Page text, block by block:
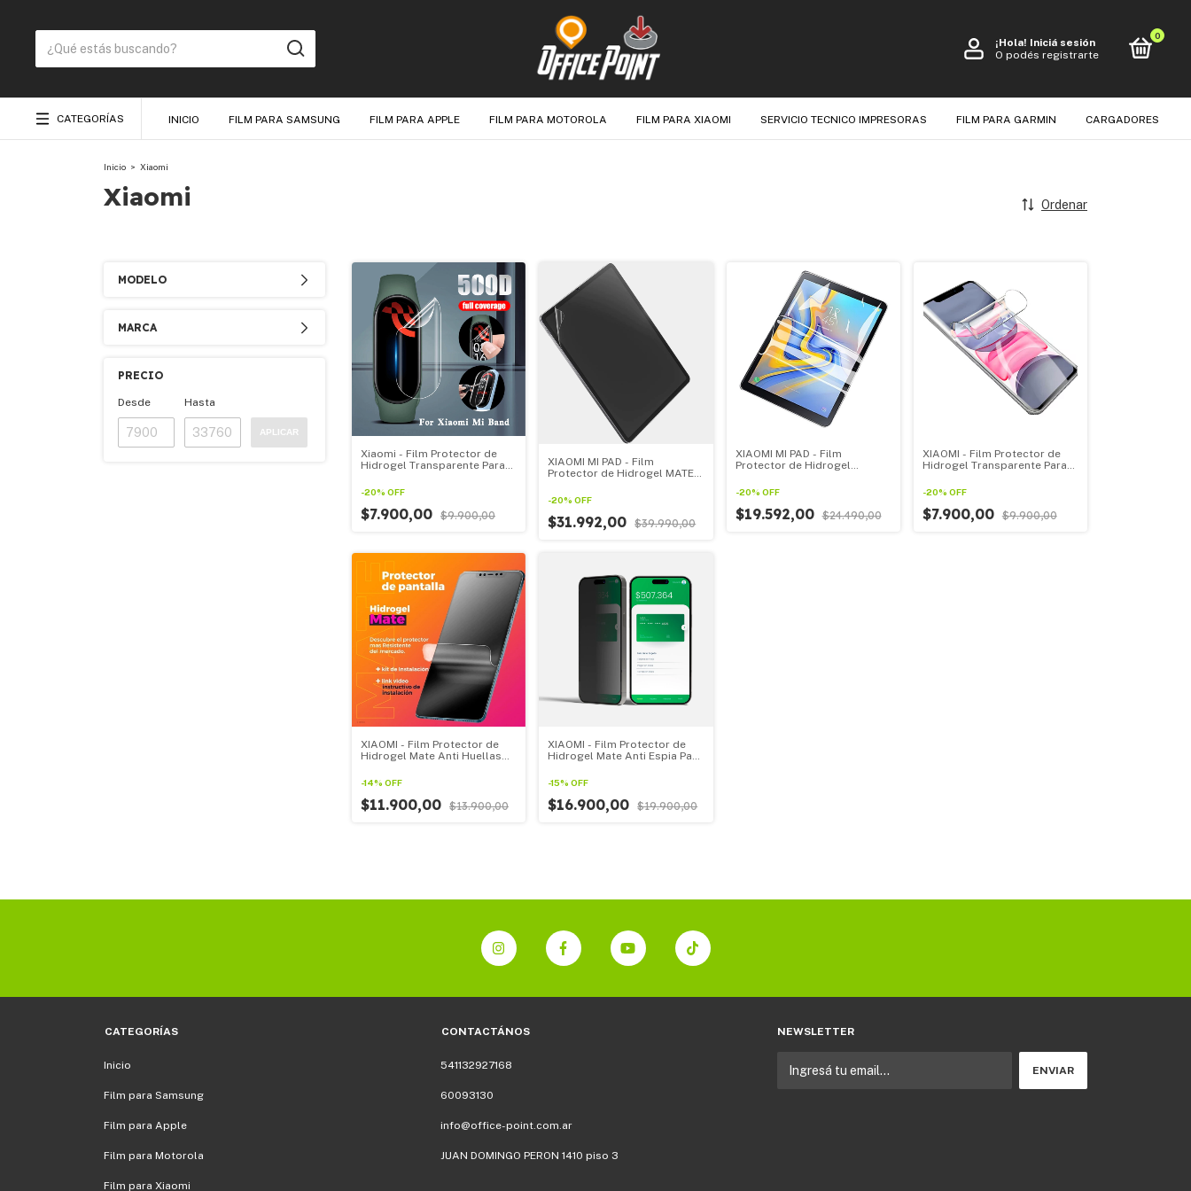
¡Hola! Iniciá sesión
O podés registrarte
0
CATEGORÍAS INICIO FILM PARA SAMSUNG FILM PARA APPLE FILM PARA MOTOROLA FILM PARA XIAOMI SERVICIO TECNICO IMPRESORAS FILM PARA GARMIN CARGADORES
Inicio > Xiaomi
Xiaomi Ordenar
MODELO
MARCA
PRECIO
Desde Hasta
APLICAR
Xiaomi - Film Protector de
Hidrogel Transparente Para
Xiaomi Mi pack por 3u
-20% OFF
$7.900,00 $9.900,00
XIAOMI MI PAD - Film
Protector de Hidrogel MATE
XIAOMI MI PAD
-20%OFF
$31.992,00 $39.990,00
XIAOMI MI PAD - Film
Protector de Hidrogel
Las tablets XIAOMI MI PAD
-20% OFF
$19.592,00 $24.490,00
XIAOMI - Film Protector de
Hidrogel Transparente Para
-20% OFF
$7.900,00 $9.900,00
XIAOMI - Film Protector de
Hidrogel Mate Anti Huellas
-14% OFF
$11.900,00 $13.900,00
XIAOMI - Film Protector de
Hidrogel Mate Anti Espia Para
-15%OFF
$16.900,00 $19.900,00
CATEGORÍAS
Inicio
Film para Samsung
Film para Apple
Film para Motorola
Film para Xiaomi
CONTACTÁNOS
541132927168
60093130
info@office-point.com.ar
JUAN DOMINGO PERON 1410 piso 3
NEWSLETTER